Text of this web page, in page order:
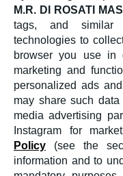
CONTATTI
TERMINI E
RESI &
SOCIAL
FACEBOOK
INSTAGRAM
AREA LEGALE
PRIVACY
COOKIES
Crediti
©2025
a medula
M.R. DI ROSATI
tags, and similar
technologies to
browser you use in
marketing and
personalized ads
may share such
media advertising
Instagram for
Policy
(see the
information and to